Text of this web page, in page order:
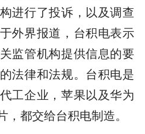
进行了投诉，以及调查
外界报道，台积电表示
监管机构提供信息的要
法律和法规。台积电是
工企业，苹果以及华为
都交给台积电制造。